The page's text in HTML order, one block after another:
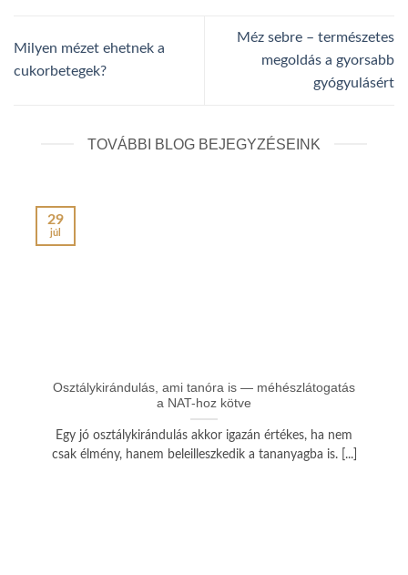
Milyen mézet ehetnek a
cukorbetegek?
Méz sebre – természetes
megoldás a gyorsabb
gyógyulásért
TOVÁBBI BLOG BEJEGYZÉSEINK
Osztálykirándulás, ami tanóra is — méhészlátogatás
a NAT-hoz kötve
Egy jó osztálykirándulás akkor igazán értékes, ha nem
csak élmény, hanem beleilleszkedik a tananyagba is. [...]
29
júl